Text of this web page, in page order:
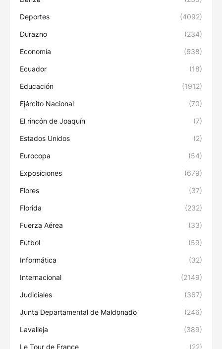
Deportes (4092)
Durazno (234)
Economía (638)
Ecuador (18)
Educación (1912)
Ejército Nacional (70)
El rincón de Joaquín (7)
Estados Unidos (2)
Eurocopa (54)
Exposiciones (679)
Flores (37)
Florida (232)
Fuerza Aérea (33)
Fútbol (59)
Informática (32)
Internacional (2149)
Judiciales (367)
Junta Departamental de Maldonado (246)
Lavalleja (389)
Le Tour de France (22)